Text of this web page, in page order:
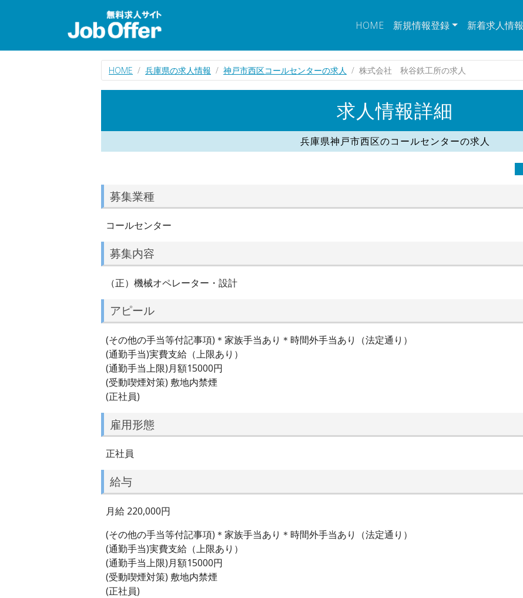
HOME 新規情報登録 新着求人情報
HOME 兵庫県の求人情報 神戸市西区コールセンターの求人 株式会社 秋谷鉄工所の求人
求人情報詳細
兵庫県神戸市西区のコールセンターの求人
募集業種
コールセンター
募集内容
（正）機械オペレーター・設計
アピール
(その他の手当等付記事項)＊家族手当あり＊時間外手当あり（法定通り）
(通勤手当)実費支給（上限あり）
(通勤手当上限)月額15000円
(受動喫煙対策) 敷地内禁煙
(正社員)
雇用形態
正社員
給与
月給 220,000円
(その他の手当等付記事項)＊家族手当あり＊時間外手当あり（法定通り）
(通勤手当)実費支給（上限あり）
(通勤手当上限)月額15000円
(受動喫煙対策) 敷地内禁煙
(正社員)